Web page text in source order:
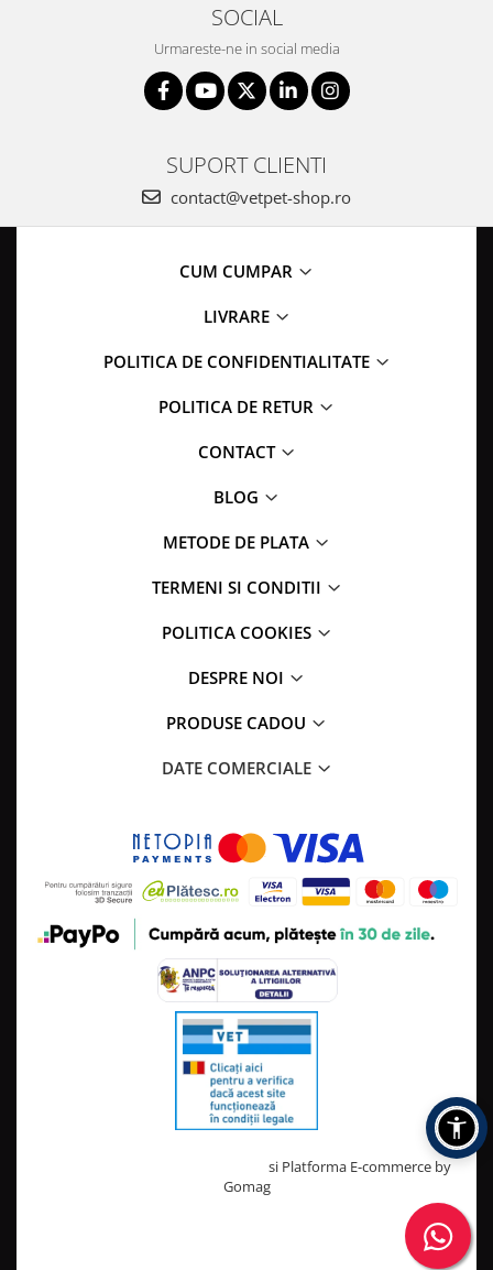
SOCIAL
Urmareste-ne in social media
SUPORT CLIENTI
contact@vetpet-shop.ro
CUM CUMPAR
LIVRARE
POLITICA DE CONFIDENTIALITATE
POLITICA DE RETUR
CONTACT
BLOG
METODE DE PLATA
TERMENI SI CONDITII
POLITICA COOKIES
DESPRE NOI
PRODUSE CADOU
DATE COMERCIALE
si Platforma E-commerce by
Gomag